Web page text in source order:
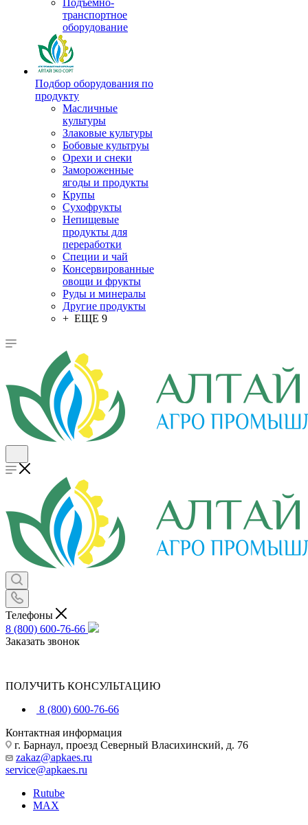
Подъемно-
транспортное
оборудование
Подбор оборудования по
продукту
Масличные
культуры
Злаковые культуры
Бобовые культруы
Орехи и снеки
Замороженные
ягоды и продукты
Крупы
Сухофрукты
Непищевые
продукты для
переработки
Специи и чай
Консервированные
овощи и фрукты
Руды и минералы
Другие продукты
+ ЕЩЕ 9
Телефоны
8 (800) 600-76-66
Заказать звонок
ПОЛУЧИТЬ КОНСУЛЬТАЦИЮ
8 (800) 600-76-66
Контактная информация
г. Барнаул, проезд Северный Власихинский, д. 76
zakaz@apkaes.ru
service@apkaes.ru
Rutube
MAX